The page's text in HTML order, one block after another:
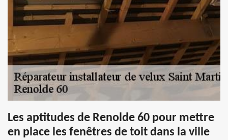
Les aptitudes de Renolde 60 pour mettre
en place les fenêtres de toit dans la ville